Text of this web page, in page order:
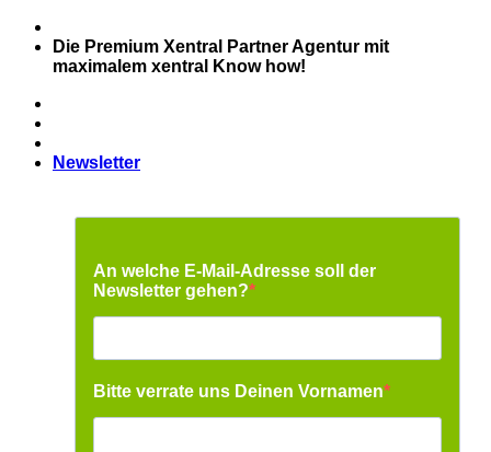
Zum
Inhalt
springen
Die Premium Xentral Partner Agentur mit
maximalem xentral Know how!
Newsletter